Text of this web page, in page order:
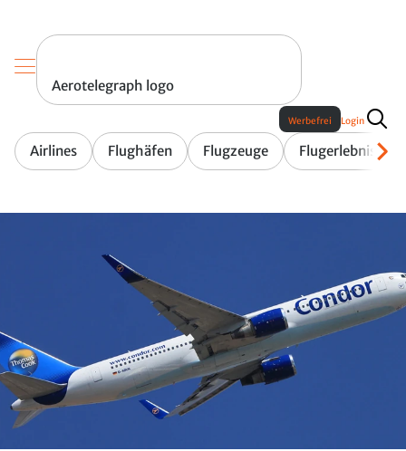
Aerotelegraph logo
Airlines Flughäfen Flugzeuge Flugerlebnis
Werbefrei Login